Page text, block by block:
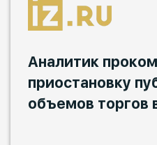
Аналитик
приостановку
объемов торгов